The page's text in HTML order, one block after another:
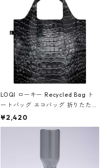
ア/クラウン ブラック
LOQI ローキー Recycled Bag ト
ートバッグ エコバッグ 折りたたみ
大きめ 撥水加工 収納ポーチ CRO
CODILE/Black クロコダイル/ブラ
¥2,420